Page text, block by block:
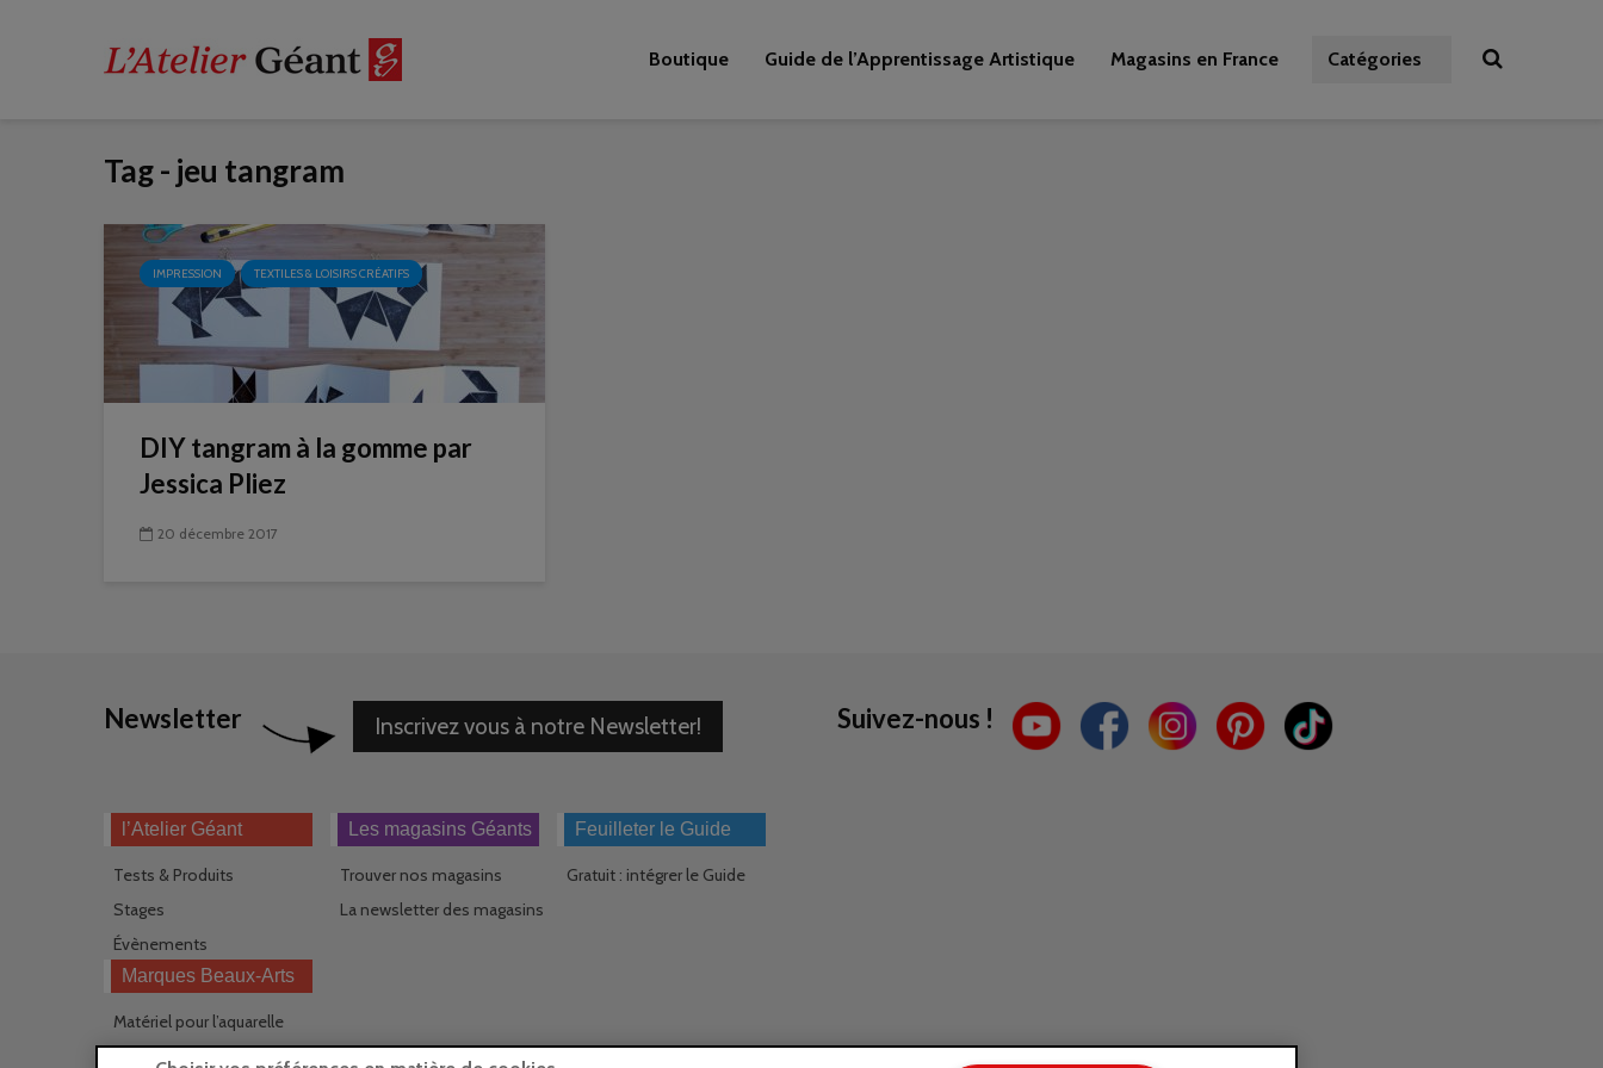
Boutique Guide de l’Apprentissage Artistique Magasins en France Catégories
Tag - jeu tangram
IMPRESSION TEXTILES & LOISIRS CRÉATIFS
DIY tangram à la gomme par
Jessica Pliez
20 décembre 2017
Newsletter Inscrivez vous à notre Newsletter! Suivez-nous !
l’Atelier Géant
Tests & Produits
Stages
Évènements
Les magasins Géants
Trouver nos magasins
La newsletter des magasins
Feuilleter le Guide
Gratuit : intégrer le Guide
Marques Beaux-Arts
Matériel pour l’aquarelle
Matériel pour l’acrylique